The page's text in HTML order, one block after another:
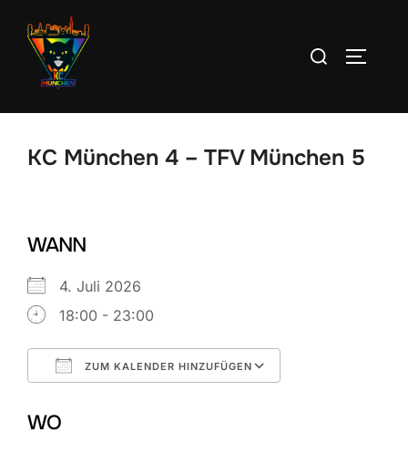
Inhalt
springen
Suchen
KC München 4 – TFV München 5
WANN
4. Juli 2026
18:00 - 23:00
ZUM KALENDER HINZUFÜGEN
WO